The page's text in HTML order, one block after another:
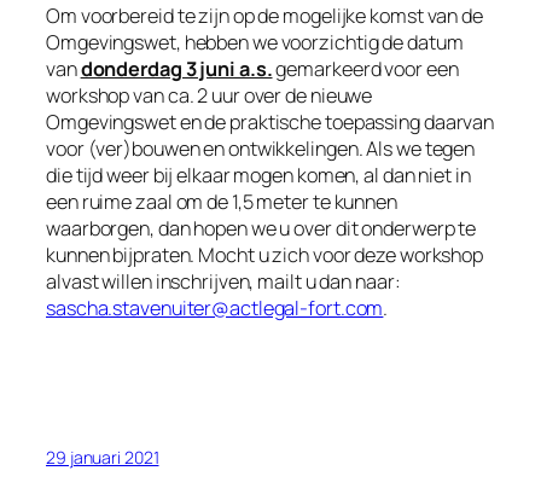
Om voorbereid te zijn op de mogelijke komst van de
Omgevingswet, hebben we voorzichtig de datum
vandonderdag 3 juni a.s.gemarkeerd voor een
workshop van ca. 2 uur over de nieuwe
Omgevingswet en de praktische toepassing daarvan
voor (ver)bouwen en ontwikkelingen. Als we tegen
die tijd weer bij elkaar mogen komen, al dan niet in
een ruime zaal om de 1,5 meter te kunnen
waarborgen, dan hopen we u over dit onderwerp te
kunnen bijpraten. Mocht u zich voor deze workshop
alvast willen inschrijven, mailt u dan naar:
sascha.stavenuiter@actlegal-fort.com.
29 januari 2021